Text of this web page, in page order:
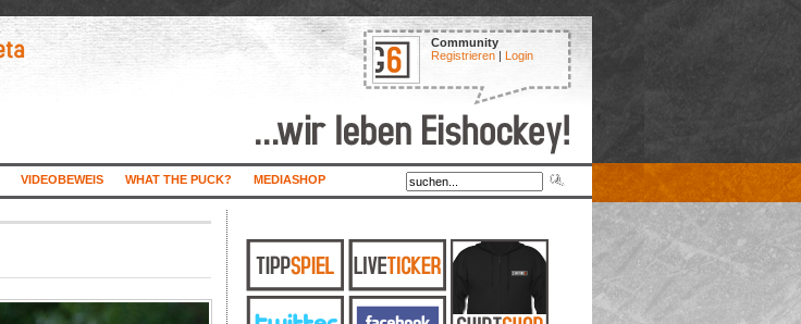
Community
Registrieren | Login
VIDEOBEWEIS WHAT THE PUCK? MEDIASHOP